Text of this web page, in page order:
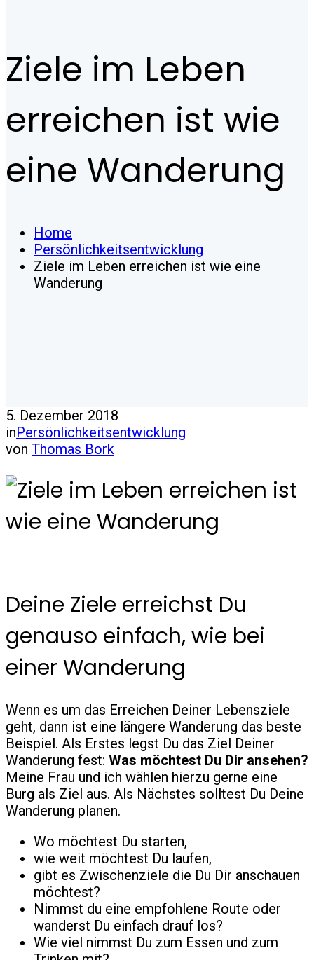
Ziele im Leben
erreichen ist wie
eine Wanderung
Home
Persönlichkeitsentwicklung
Ziele im Leben erreichen ist wie eine
Wanderung
5. Dezember 2018
inPersönlichkeitsentwicklung
von Thomas Bork
Deine Ziele erreichst Du
genauso einfach, wie bei
einer Wanderung
Wenn es um das Erreichen Deiner Lebensziele
geht, dann ist eine längere Wanderung das beste
Beispiel. Als Erstes legst Du das Ziel Deiner
Wanderung fest: Was möchtest Du Dir ansehen?
Meine Frau und ich wählen hierzu gerne eine
Burg als Ziel aus. Als Nächstes solltest Du Deine
Wanderung planen.
Wo möchtest Du starten,
wie weit möchtest Du laufen,
gibt es Zwischenziele die Du Dir anschauen
möchtest?
Nimmst du eine empfohlene Route oder
wanderst Du einfach drauf los?
Wie viel nimmst Du zum Essen und zum